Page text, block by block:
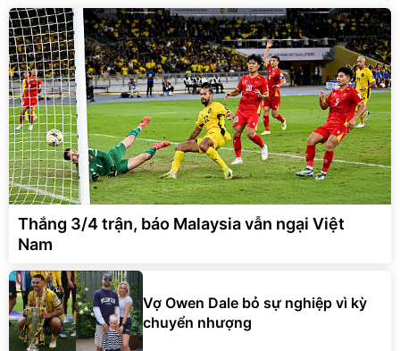
Thắng 3/4 trận, báo Malaysia vẫn ngại Việt
Nam
Vợ Owen Dale bỏ sự nghiệp vì kỳ
chuyển nhượng